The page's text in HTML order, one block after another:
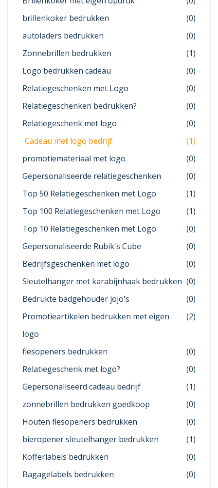
brillenkoker bedrukken
(0)
autoladers bedrukken
(0)
Zonnebrillen bedrukken
(1)
Logo bedrukken cadeau
(0)
Relatiegeschenken met Logo
(0)
Relatiegeschenken bedrukken?
(0)
Relatiegeschenk met logo
(0)
Cadeau met logo bedrijf
(1)
promotiemateriaal met logo
(0)
Gepersonaliseerde relatiegeschenken
(0)
Top 50 Relatiegeschenken met Logo
(1)
Top 100 Relatiegeschenken met Logo
(1)
Top 10 Relatiegeschenken met Logo
(0)
Gepersonaliseerde Rubik's Cube
(0)
Bedrijfsgeschenken met logo
(0)
Sleutelhanger met karabijnhaak bedrukken (0)
Bedrukte badgehouder jojo's
(0)
Promotieartikelen bedrukken met eigen
logo
(2)
flesopeners bedrukken
(0)
Relatiegeschenk met logo?
(0)
Gepersonaliseerd cadeau bedrijf
(1)
zonnebrillen bedrukken goedkoop
(0)
Houten flesopeners bedrukken
(0)
bieropener sleutelhanger bedrukken
(1)
Kofferlabels bedrukken
(0)
Bagagelabels bedrukken
(0)